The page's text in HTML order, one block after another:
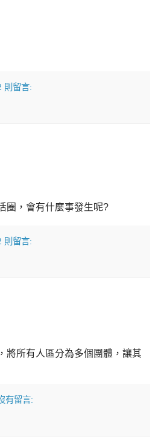
則留言:
圈，會有什麼事發生呢?
則留言:
將所有人區分為多個團體，讓其
有留言: